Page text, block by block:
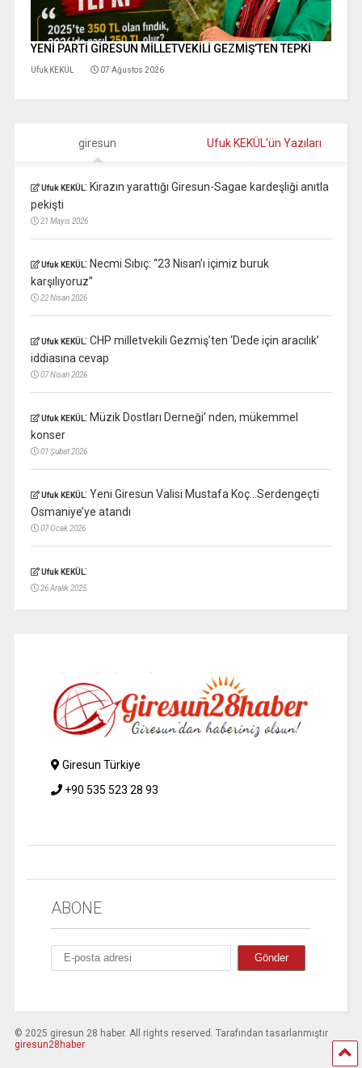
YENİ PARTİ GİRESUN MİLLETVEKİLİ GEZMİŞ’TEN TEPKİ
Ufuk KEKÜL 07 Ağustos 2026
giresun Ufuk KEKÜL'ün Yazıları
Ufuk KEKÜL: Kirazın yarattığı Giresun-Sagae kardeşliği anıtla
pekişti
21 Mayıs 2026
Ufuk KEKÜL: Necmi Sıbıç: “23 Nisan’ı içimiz buruk
karşılıyoruz”
22 Nisan 2026
Ufuk KEKÜL: CHP milletvekili Gezmiş’ten ‘Dede için aracılık’
iddiasına cevap
07 Nisan 2026
Ufuk KEKÜL: Müzik Dostları Derneği’ nden, mükemmel
konser
01 Şubat 2026
Ufuk KEKÜL: Yeni Giresun Valisi Mustafa Koç…Serdengeçti
Osmaniye’ye atandı
07 Ocak 2026
Ufuk KEKÜL:
26 Aralık 2025
Giresun Türkiye
+90 535 523 28 93
ABONE
© 2025 giresun 28 haber. All rights reserved. Tarafından tasarlanmıştır
giresun28haber